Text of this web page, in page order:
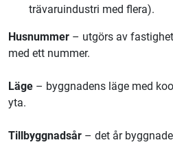
trävaruindustri med flera).
Husnummer – utgörs av
med ett nummer.
Läge – byggnadens läge med
yta.
Tillbyggnadsår – det år